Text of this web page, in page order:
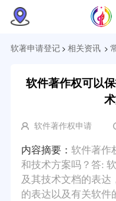
软著申请登记> 相关资讯>
软件著作权可以
软件著作权申请
内容摘要： 软件著作
和技术方案吗？答:
及其技术文档的表达
的表达以及有关软件